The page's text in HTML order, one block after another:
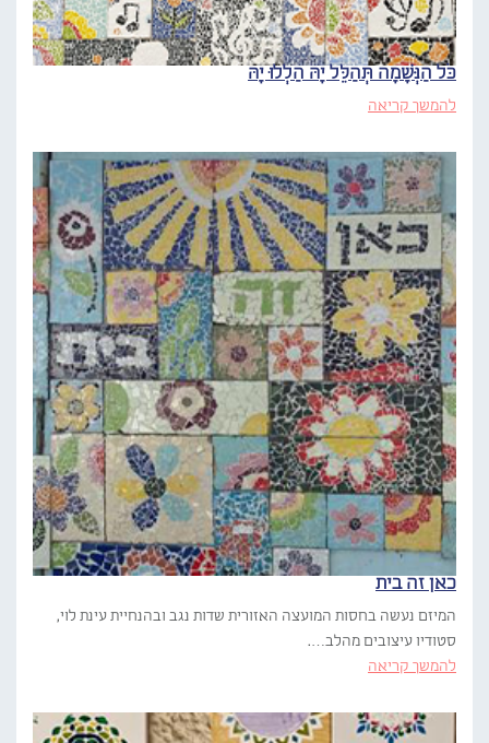
כֹּל הַנְּשָׁמָה תְּהַלֵּל יָהּ הַלְלוּ יָהּ
להמשך קריאה
כאן זה בית
המיזם נעשה בחסות המועצה האזורית שדות נגב ובהנחיית עינת לוי,
סטודיו עיצובים מהלב….
להמשך קריאה